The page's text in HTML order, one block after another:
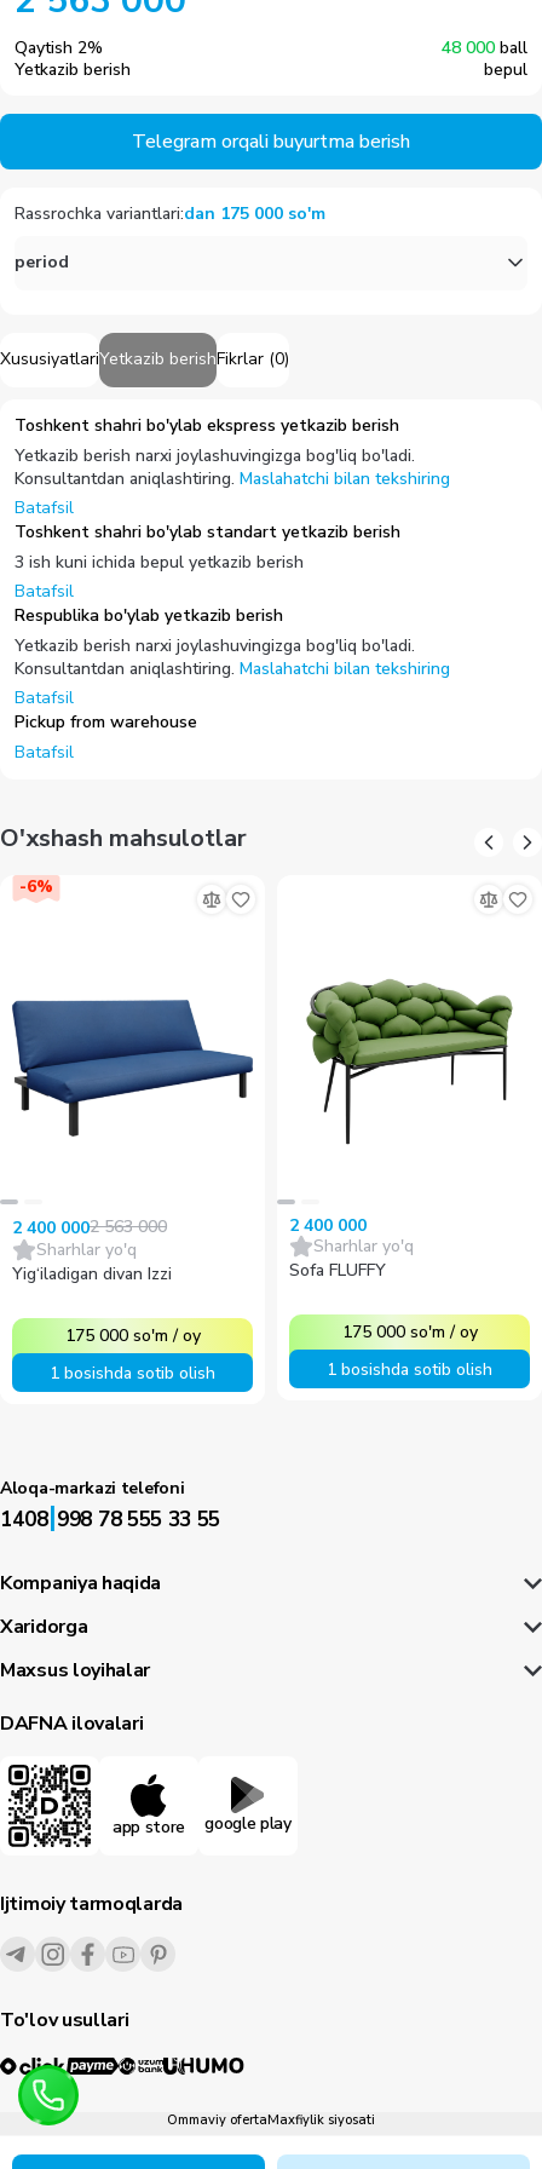
XususiyatlariYetkazib berishFikrlar (0)
Toshkent shahri bo'ylab ekspress yetkazib berish
Yetkazib berish narxi joylashuvingizga bog'liq bo'ladi.
Konsultantdan aniqlashtiring. Maslahatchi bilan tekshiring
Batafsil
Toshkent shahri bo'ylab standart yetkazib berish
3 ish kuni ichida bepul yetkazib berish
Batafsil
Respublika bo'ylab yetkazib berish
Yetkazib berish narxi joylashuvingizga bog'liq bo'ladi.
Konsultantdan aniqlashtiring. Maslahatchi bilan tekshiring
Batafsil
Pickup from warehouse
Batafsil
Qaytish 2% 48 000 ball
Yetkazib berish
bepul
Telegram orqali buyurtma berish
Rassrochka variantlari:dan 175 000 so'm
period
O'xshash mahsulotlar
-6%
2 400 0002 563 000
Sharhlar yo'q
Yig‘iladigan divan Izzi
175 000 so'm /oy
1 bosishda sotib olish
2 400 000
Sharhlar yo'q
Sofa FLUFFY
175 000 so'm /oy
1 bosishda sotib olish
Aloqa-markazi telefoni
1408|998 78 555 33 55
Kompaniya haqida
Xaridorga
Maxsus loyihalar
DAFNA ilovalari
app store google play
Ijtimoiy tarmoqlarda
To'lov usullari
Ommaviy ofertaMaxfiylik siyosati